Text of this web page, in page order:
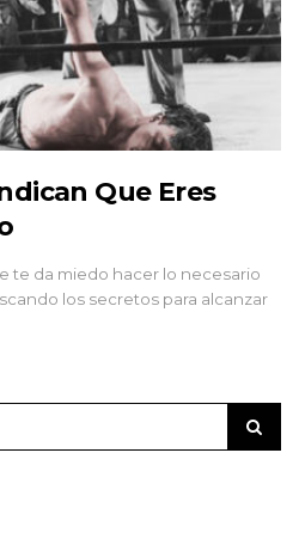
Que Eres
te da miedo hacer lo necesario
los secretos para alcanzar